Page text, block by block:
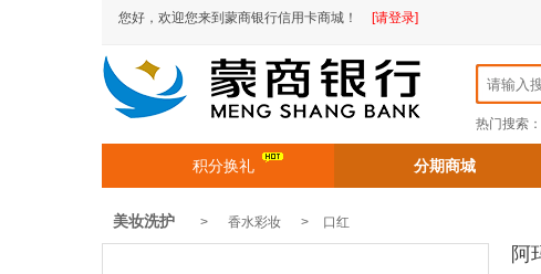
您好，欢迎您来到蒙商银行信用卡商城！ [请登录]
热门搜索：
积分换礼 分期商城
美妆洗护 > 香水彩妆 > 口红
阿